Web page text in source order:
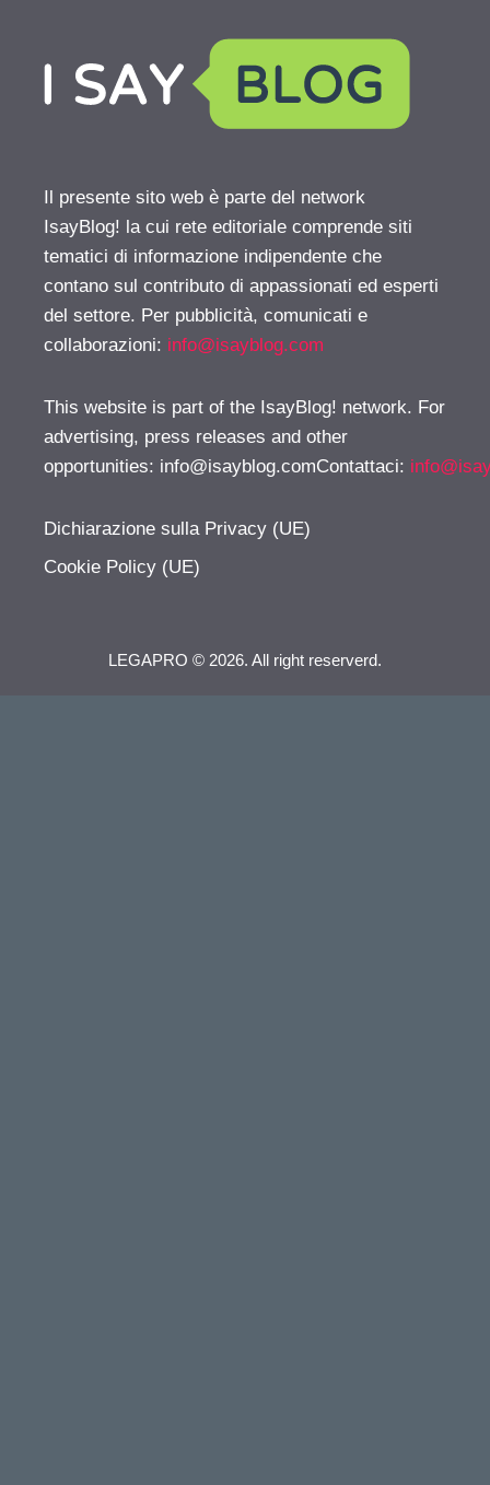
Il presente sito web è parte del network
IsayBlog! la cui rete editoriale comprende siti
tematici di informazione indipendente che
contano sul contributo di appassionati ed esperti
del settore. Per pubblicità, comunicati e
collaborazioni: info@isayblog.com
This website is part of the IsayBlog! network. For
advertising, press releases and other
opportunities: info@isayblog.comContattaci:
Dichiarazione sulla Privacy (UE)
Cookie Policy (UE)
LEGAPRO © 2026. All right reserverd.